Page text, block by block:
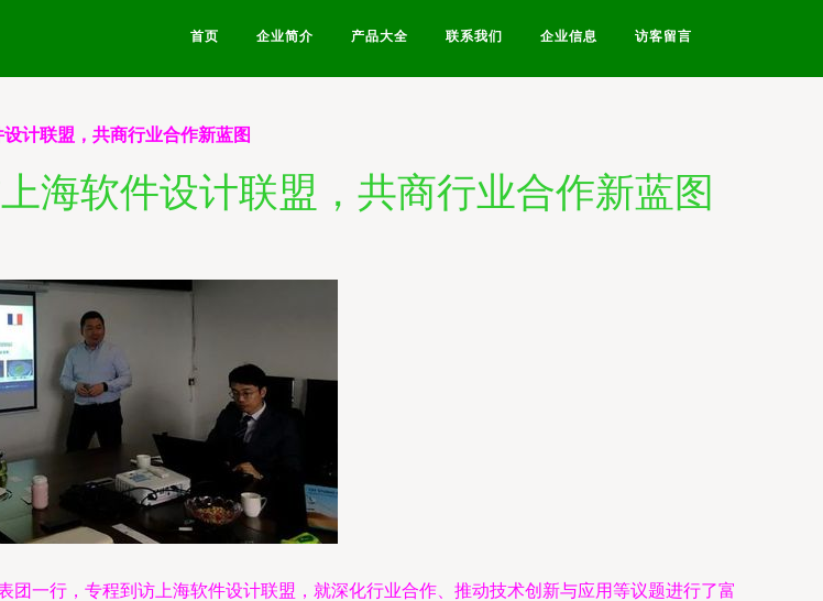
首页 企业简介 产品大全 联系我们 企业信息 访客留言
计联盟，共商行业合作新蓝图
海软件设计联盟，共商行业合作新蓝图
一行，专程到访上海软件设计联盟，就深化行业合作、推动技术创新与应用等议题进行了富